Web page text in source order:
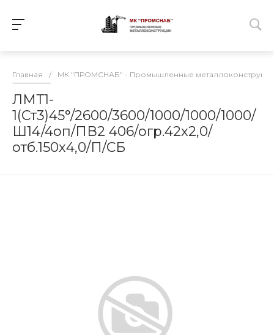
Главная / МК "ПРОМСНАБ" - Промышленные
ЛМТ1-
1(Ст3)45°/2600/3600/1000/1000/1000/
Ш14/4оп/ПВ2 406/огр.42х2,0/
отб.150х4,0/П/СБ